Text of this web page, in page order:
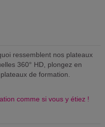
ressemblent nos plateaux
360° HD, plongez en
de formation.
comme si vous y étiez !